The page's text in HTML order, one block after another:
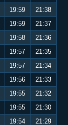
19:59
21:38
19:59
21:37
19:58
21:36
19:57
21:35
19:57
21:34
19:56
21:33
19:55
21:32
19:55
21:30
19:54
21:29